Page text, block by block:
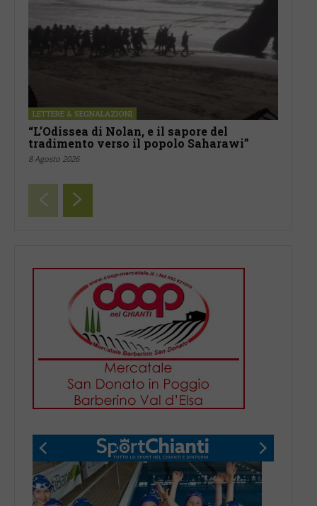
LETTERE & SEGNALAZIONI
“L’Odissea di Nolan, e il sapore del
tradimento verso il popolo Saharawi”
8 Agosto 2026